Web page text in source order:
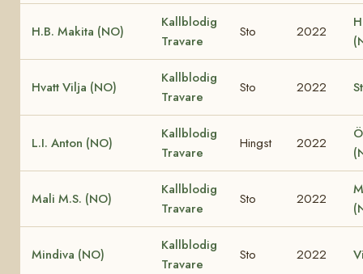
H.B. Makita (NO)
Kallblodig
Travare
Sto 2022
Hvatt Vilja (NO)
Kallblodig
Travare
Sto 2022
L.I. Anton (NO)
Kallblodig
Travare
Hingst 2022
Mali M.S. (NO)
Kallblodig
Travare
Sto 2022
Mindiva (NO)
Kallblodig
Travare
Sto 2022